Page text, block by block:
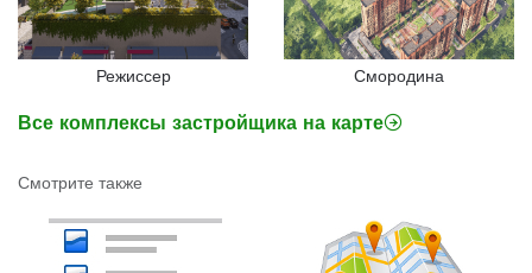
Режиссер Смородина
Все комплексы застройщика на карте
Смотрите также